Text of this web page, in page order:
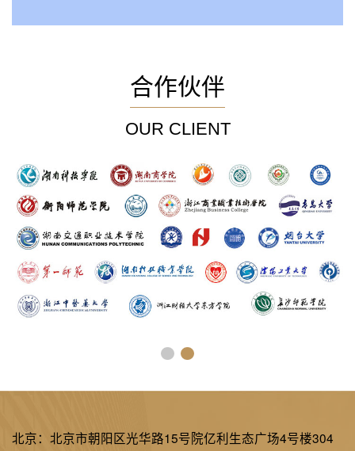
合作伙伴
OUR CLIENT
北京： 北京市朝阳区光华路15号院亿利生态广场4号楼304